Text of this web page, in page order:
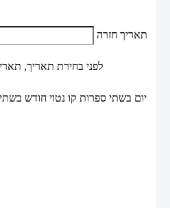
תאריך חזרה
לפני בחירת תאריך,
יום בשתי ספרות קו נטוי חודש